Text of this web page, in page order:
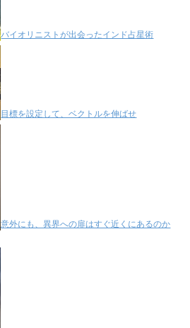
バイオリニストが出会ったインド占星術
目標を設定して、ベクトルを伸ばせ
意外にも、異界への扉はすぐ近くにあるのか